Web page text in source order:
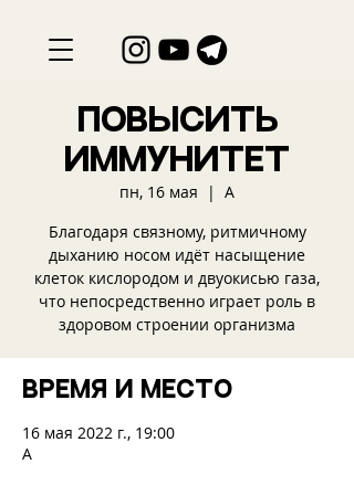
Повысить
иммунитет
пн, 16 мая
  |
А
Благодаря связному, ритмичному
дыханию носом идёт насыщение
клеток кислородом и двуокисью газа,
что непосредственно играет роль в
здоровом строении организма
Время и место
16 мая 2022 г., 19:00
А